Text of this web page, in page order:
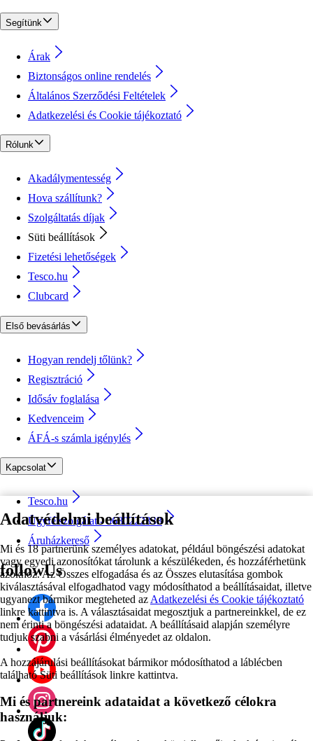
Adatvédelmi beállítások
Mi és 18 partnerünk személyes adatokat, például böngészési adatokat
vagy egyedi azonosítókat tárolunk a készülékeden, és hozzáférhetünk
azokhoz. Az Összes elfogadása és az Összes elutasítása gombok
kiválasztásával elfogadhatod vagy módosíthatod a beállításaidat, illetve
ugyanezt bármikor megteheted az Adatkezelési és Cookie tájékoztató
linkre kattintva is. A választásaidat megosztjuk a partnereinkkel, de ez
nem érinti a böngészési adataidat. A beállításaid alapján személyre
tudjuk szabni a vásárlási élményedet az oldalon.
A hozzájárulási beállításokat bármikor módosíthatod a láblécben
található Süti beállítások linkre kattintva.
Mi és partnereink adataidat a következő célokra
használjuk:
Segítünk
Árak
Biztonságos online rendelés
Általános Szerződési Feltételek
Adatkezelési és Cookie tájékoztató
Rólunk
Akadálymentesség
Hova szállítunk?
Szolgáltatás díjak
Süti beállítások
Fizetési lehetőségek
Tesco.hu
Clubcard
Első bevásárlás
Hogyan rendelj tőlünk?
Regisztráció
Idősáv foglalása
Kedvenceim
ÁFÁ-s számla igénylés
Kapcsolat
Tesco.hu
Ügyfélszolgálat - 0680222333
Áruházkereső
followUs